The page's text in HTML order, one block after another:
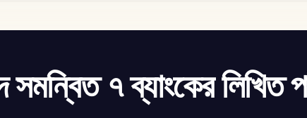
৭ ব্যাংকের লিখিত